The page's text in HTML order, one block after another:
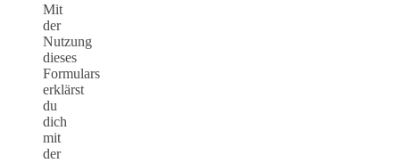
Mit
der
Nutzung
dieses
Formulars
erklärst
du
dich
mit
der